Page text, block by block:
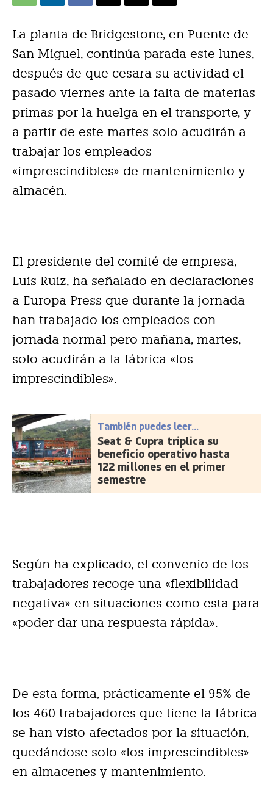
La planta de Bridgestone, en Puente de
San Miguel, continúa parada este lunes,
después de que cesara su actividad el
pasado viernes ante la falta de materias
primas por la huelga en el transporte, y
a partir de este martes solo acudirán a
trabajar los empleados
«imprescindibles» de mantenimiento y
almacén.
El presidente del comité de empresa,
Luis Ruiz, ha señalado en declaraciones
a Europa Press que durante la jornada
han trabajado los empleados con
jornada normal pero mañana, martes,
solo acudirán a la fábrica «los
imprescindibles».
También puedes leer...
Seat & Cupra triplica su
beneficio operativo hasta
122 millones en el primer
semestre
Según ha explicado, el convenio de los
trabajadores recoge una «flexibilidad
negativa» en situaciones como esta para
«poder dar una respuesta rápida».
De esta forma, prácticamente el 95% de
los 460 trabajadores que tiene la fábrica
se han visto afectados por la situación,
quedándose solo «los imprescindibles»
en almacenes y mantenimiento.